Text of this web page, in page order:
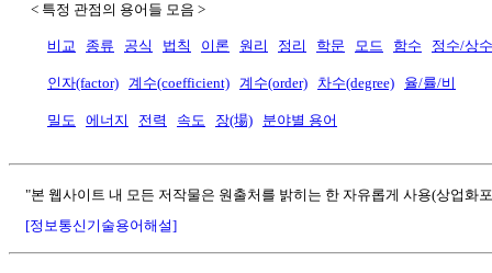
< 특정 관점의 용어들 모음 >
비교 종류 공식 법칙 이론 원리 정리 학문 모드 함수 정수/상수
인자(factor) 계수(coefficient) 계수(order) 차수(degree) 율/률/비
밀도 에너지 전력 속도 장(場) 분야별 용어
"본 웹사이트 내 모든 저작물은 원출처를 밝히는 한 자유롭게 사용(상업화
[정보통신기술용어해설]